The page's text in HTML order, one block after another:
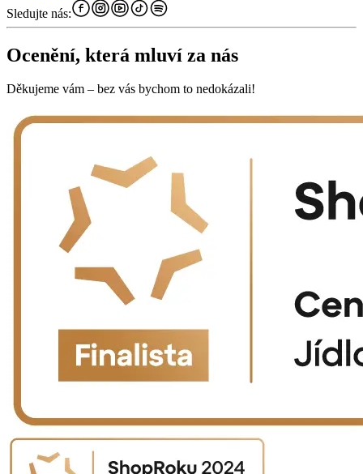
Sledujte nás:
Ocenění, která mluví za nás
Děkujeme vám – bez vás bychom to nedokázali!